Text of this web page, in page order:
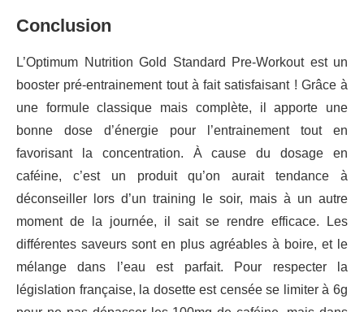
Conclusion
L’Optimum Nutrition Gold Standard Pre-Workout est un
booster pré-entrainement tout à fait satisfaisant ! Grâce à
une formule classique mais complète, il apporte une
bonne dose d’énergie pour l’entrainement tout en
favorisant la concentration. À cause du dosage en
caféine, c’est un produit qu’on aurait tendance à
déconseiller lors d’un training le soir, mais à un autre
moment de la journée, il sait se rendre efficace. Les
différentes saveurs sont en plus agréables à boire, et le
mélange dans l’eau est parfait. Pour respecter la
législation française, la dosette est censée se limiter à 6g